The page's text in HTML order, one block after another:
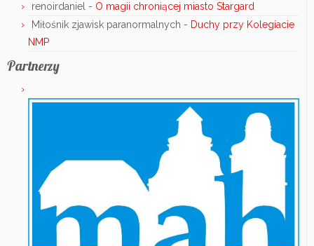
renoirdaniel - O magii chroniącej miasto Stargard
Miłośnik zjawisk paranormalnych - Duchy przy Kolegiacie
NMP
Partnerzy